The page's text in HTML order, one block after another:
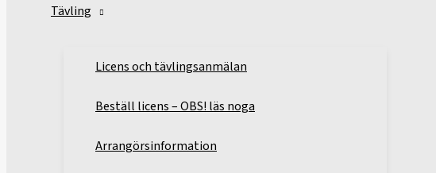
Tävling
Licens och tävlingsanmälan
Beställ licens – OBS! läs noga
Arrangörsinformation